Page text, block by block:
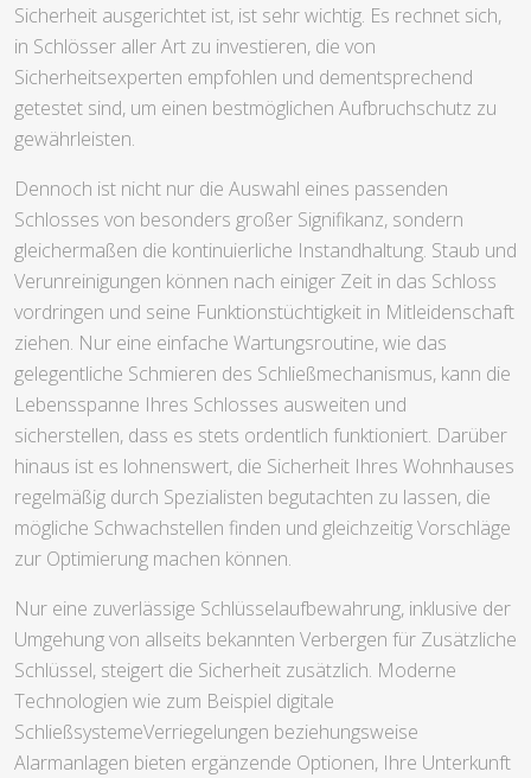
Sicherheit ausgerichtet ist, ist sehr wichtig. Es rechnet sich,
in Schlösser aller Art zu investieren, die von
Sicherheitsexperten empfohlen und dementsprechend
getestet sind, um einen bestmöglichen Aufbruchschutz zu
gewährleisten.
Dennoch ist nicht nur die Auswahl eines passenden
Schlosses von besonders großer Signifikanz, sondern
gleichermaßen die kontinuierliche Instandhaltung. Staub und
Verunreinigungen können nach einiger Zeit in das Schloss
vordringen und seine Funktionstüchtigkeit in Mitleidenschaft
ziehen. Nur eine einfache Wartungsroutine, wie das
gelegentliche Schmieren des Schließmechanismus, kann die
Lebensspanne Ihres Schlosses ausweiten und
sicherstellen, dass es stets ordentlich funktioniert. Darüber
hinaus ist es lohnenswert, die Sicherheit Ihres Wohnhauses
regelmäßig durch Spezialisten begutachten zu lassen, die
mögliche Schwachstellen finden und gleichzeitig Vorschläge
zur Optimierung machen können.
Nur eine zuverlässige Schlüsselaufbewahrung, inklusive der
Umgehung von allseits bekannten Verbergen für Zusätzliche
Schlüssel, steigert die Sicherheit zusätzlich. Moderne
Technologien wie zum Beispiel digitale
SchließsystemeVerriegelungen beziehungsweise
Alarmanlagen bieten ergänzende Optionen, Ihre Unterkunft